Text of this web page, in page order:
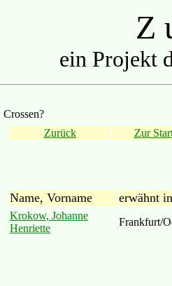
Z
ein Projekt
Crossen?
Zurück
Zur
Name, Vorname erwähnt in
Krokow, Johanne
Henriette
Frankfurt/